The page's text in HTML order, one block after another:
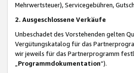
Mehrwertsteuer), Servicegebühren,
2. Ausgeschlossene Verkäufe
Unbeschadet des Vorstehenden gelten
Vergütungskatalog für das
wir jeweils für das Partnerprogramm
Programmdokumentation“).